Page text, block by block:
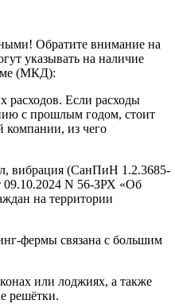
Обратите внимание на
указывать на наличие
(МКД):
расходов. Если расходы
с прошлым годом, стоит
компании, из чего
вибрация (СанПиН 1.2.3685-
09.10.2024 N 56-ЗРХ «Об
на территории
фермы связана с большим
или лоджиях, а также
решётки.